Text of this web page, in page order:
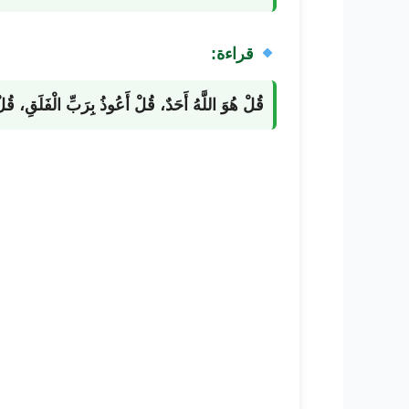
قراءة:
قُلْ هُوَ اللَّهُ أَحَدٌ، قُلْ أَعُوذُ بِرَبِّ الْفَلَقِ،